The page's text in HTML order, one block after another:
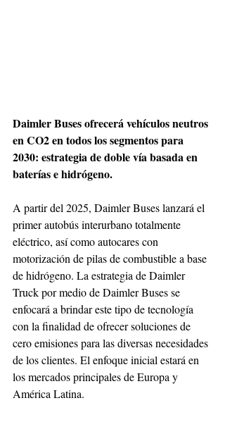
Daimler Buses ofrecerá vehículos neutros
en CO2 en todos los segmentos para
2030: estrategia de doble vía basada en
baterías e hidrógeno.
A partir del 2025, Daimler Buses lanzará el
primer autobús interurbano totalmente
eléctrico, así como autocares con
motorización de pilas de combustible a base
de hidrógeno. La estrategia de Daimler
Truck por medio de Daimler Buses se
enfocará a brindar este tipo de tecnología
con la finalidad de ofrecer soluciones de
cero emisiones para las diversas necesidades
de los clientes. El enfoque inicial estará en
los mercados principales de Europa y
América Latina.